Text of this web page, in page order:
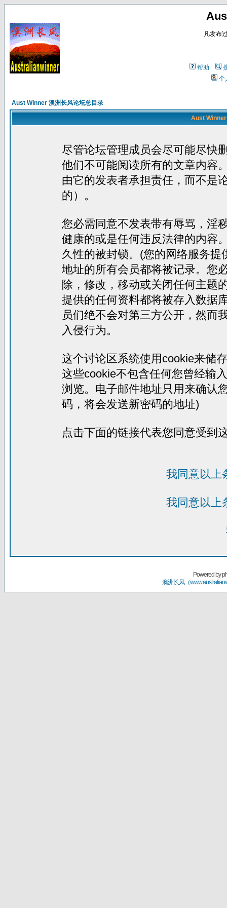
凡发布
帮助
个
Aust Winner 澳洲长风论坛总目录
Aust Winner
尽管论坛管理成员会尽可能尽快
他们不可能阅读所有的文章内容
由它的发表者承担责任，而不是
的）。
您必需同意不发表带有辱骂，淫
健康的或是任何违反法律的内容
久性的被封锁。(您的网络服务
地址的所有会员都将被记录。您
除，修改，移动或关闭任何主题
提供的任何资料都将被存入数据
员们绝不会对第三方公开，然而
入侵行为。
这个讨论区系统使用cookie来储
这些cookie不包含任何您曾经输
浏览。电子邮件地址只用来确认
码，将会发送新密码的地址)
点击下面的链接代表您同意受到
我同意以上
我同意以上
Powered by
澳洲长风（